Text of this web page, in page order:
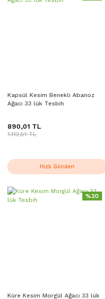
Kapsül Kesim Benekli Abanoz
Ağacı 33 lük Tesbih
890,01 TL
1.112,51 TL
Hızlı Gönderi
%20
Küre Kesim Morgül Ağacı 33 lük